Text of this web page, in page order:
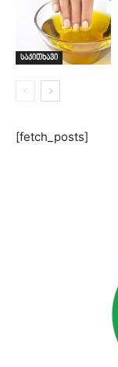
საკითხავი
[fetch_posts]